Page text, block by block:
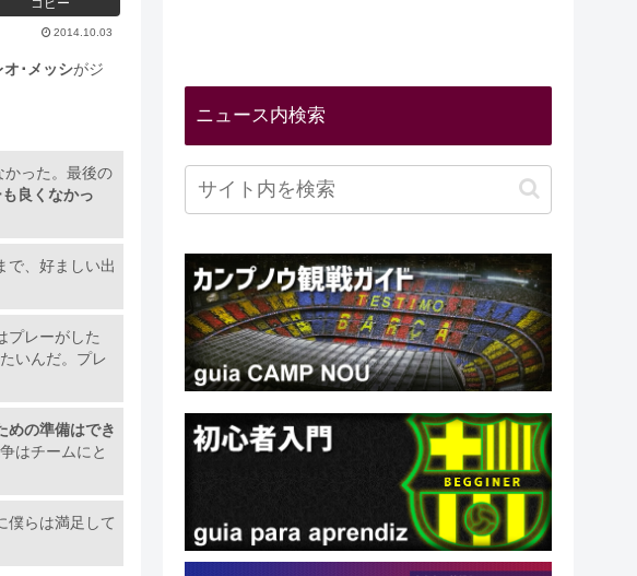
コピー
2014.10.03
オ･メッシがジ
かった。最後の
良くなかっ
で、好ましい出
プレーがした
いんだ。プレ
めの準備はでき
はチームにと
僕らは満足して
ニュース内検索